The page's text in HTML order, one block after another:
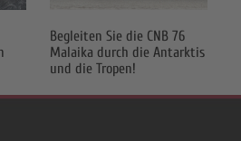
Begleiten Sie die CNB 76
Malaika durch die Antarktis
und die Tropen!